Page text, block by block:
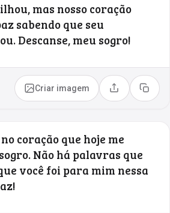
mas nosso coração
sabendo que seu
Descanse, meu sogro!
Criar imagem Compartilhar
Copiar
coração que hoje me
Não há palavras que
você foi para mim nessa